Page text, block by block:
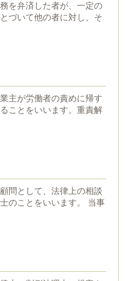
を弁済した者が、一定の
づいて他の者に対し、そ
主が労働者の責めに帰す
ことをいいます。重責解
問として、法律上の相談
のことをいいます。 当事